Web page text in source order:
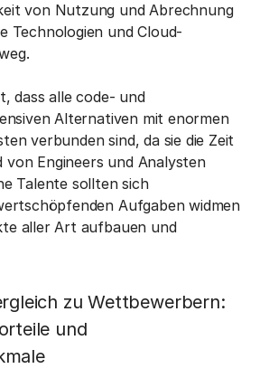
von Nutzung und Abrechnung
Technologien und Cloud-
dass alle code- und
Alternativen mit enormen
verbunden sind, da sie die Zeit
von Engineers und Analysten
Talente sollten sich
Aufgaben widmen
aller Art aufbauen und
zu Wettbewerbern:
und